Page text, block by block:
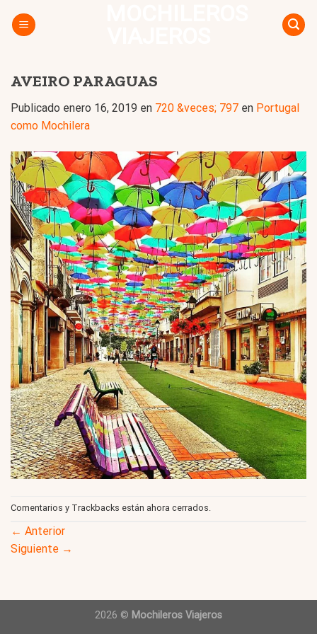
AVEIRO PARAGUAS
Publicado enero 16, 2019 en 720 &veces; 797 en Portugal
como Mochilera
Comentarios y Trackbacks están ahora cerrados.
← Anterior
Siguiente →
2026 © Mochileros Viajeros